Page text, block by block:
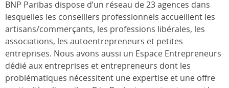
BNP Paribas dispose d’un réseau de 23 agences dans
lesquelles les conseillers professionnels accueillent les
artisans/commerçants, les professions libérales, les
associations, les autoentrepreneurs et petites
entreprises. Nous avons aussi un Espace Entrepreneurs
dédié aux entreprises et entrepreneurs dont les
problématiques nécessitent une expertise et une offre